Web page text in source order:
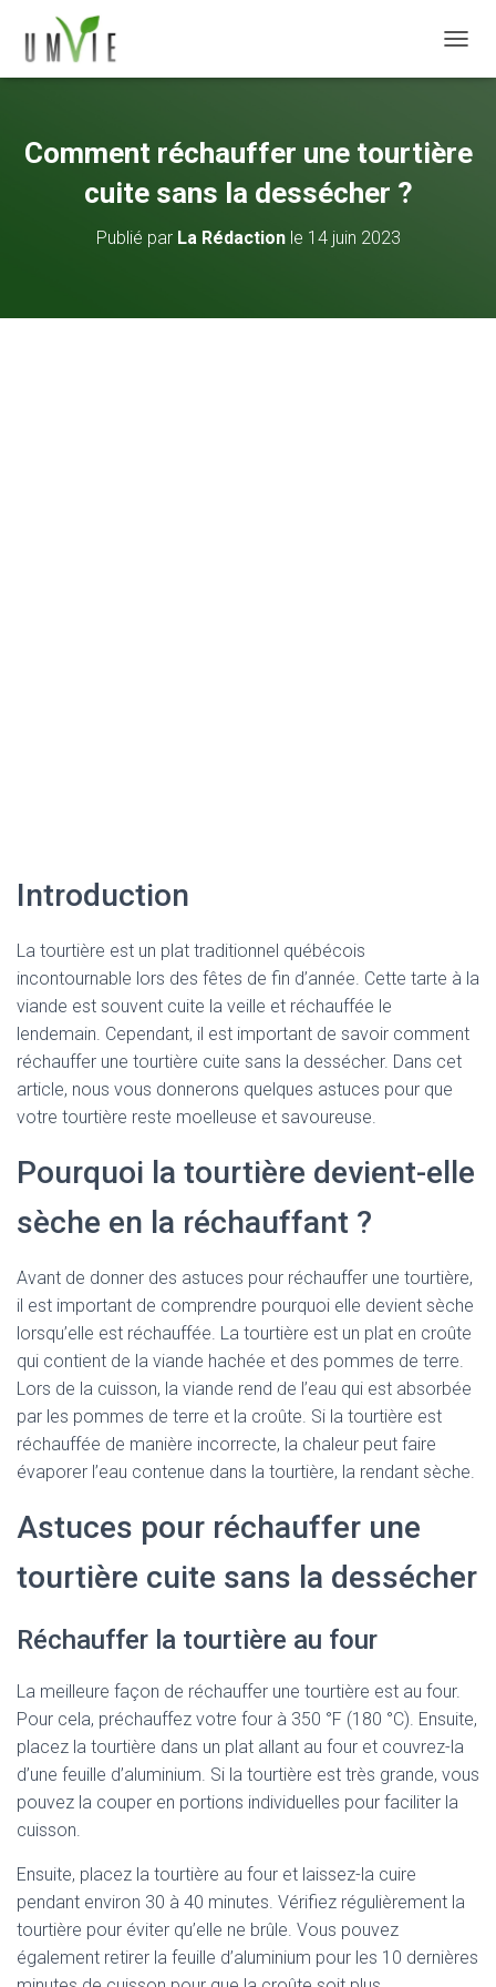
Comment réchauffer une tourtière
cuite sans la dessécher ?
Publié par La Rédactionle 14 juin 2023
Introduction
La tourtière est un plat traditionnel québécois
incontournable lors des fêtes de fin d’année. Cette tarte à la
viande est souvent cuite la veille et réchauffée le
lendemain. Cependant, il est important de savoir comment
réchauffer une tourtière cuite sans la dessécher. Dans cet
article, nous vous donnerons quelques astuces pour que
votre tourtière reste moelleuse et savoureuse.
Pourquoi la tourtière devient-elle
sèche en la réchauffant ?
Avant de donner des astuces pour réchauffer une tourtière,
il est important de comprendre pourquoi elle devient sèche
lorsqu’elle est réchauffée. La tourtière est un plat en croûte
qui contient de la viande hachée et des pommes de terre.
Lors de la cuisson, la viande rend de l’eau qui est absorbée
par les pommes de terre et la croûte. Si la tourtière est
réchauffée de manière incorrecte, la chaleur peut faire
évaporer l’eau contenue dans la tourtière, la rendant sèche.
Astuces pour réchauffer une
tourtière cuite sans la dessécher
Réchauffer la tourtière au four
La meilleure façon de réchauffer une tourtière est au four.
Pour cela, préchauffez votre four à 350 °F (180 °C). Ensuite,
placez la tourtière dans un plat allant au four et couvrez-la
d’une feuille d’aluminium. Si la tourtière est très grande, vous
pouvez la couper en portions individuelles pour faciliter la
cuisson.
Ensuite, placez la tourtière au four et laissez-la cuire
pendant environ 30 à 40 minutes. Vérifiez régulièrement la
tourtière pour éviter qu’elle ne brûle. Vous pouvez
également retirer la feuille d’aluminium pour les 10 dernières